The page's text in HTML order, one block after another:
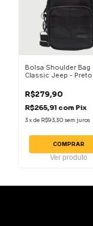
Bolsa Shoulder Bag
Classic Jeep - Preto
R$279,90
R$265,91 com Pix
3xdeR$93,30sem juros
COMPRAR
Ver produto